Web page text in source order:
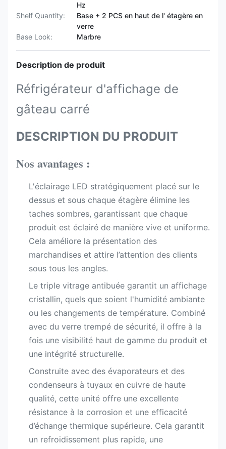
Hz
Shelf Quantity:
Base + 2 PCS en haut de l' étagère en
verre
Base Look:
Marbre
Description de produit
Réfrigérateur d'affichage de
gâteau carré
DESCRIPTION DU PRODUIT
Nos avantages :
L'éclairage LED stratégiquement placé sur le
dessus et sous chaque étagère élimine les
taches sombres, garantissant que chaque
produit est éclairé de manière vive et uniforme.
Cela améliore la présentation des
marchandises et attire l’attention des clients
sous tous les angles.
Le triple vitrage antibuée garantit un affichage
cristallin, quels que soient l'humidité ambiante
ou les changements de température. Combiné
avec du verre trempé de sécurité, il offre à la
fois une visibilité haut de gamme du produit et
une intégrité structurelle.
Construite avec des évaporateurs et des
condenseurs à tuyaux en cuivre de haute
qualité, cette unité offre une excellente
résistance à la corrosion et une efficacité
d’échange thermique supérieure. Cela garantit
un refroidissement plus rapide, une